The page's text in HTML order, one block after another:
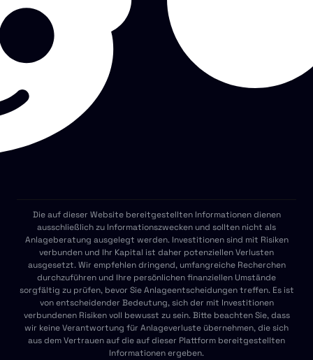
Die auf dieser Website bereitgestellten Informationen dienen
ausschließlich zu Informationszwecken und sollten nicht als
Anlageberatung ausgelegt werden. Investitionen sind mit Risiken
verbunden und Ihr Kapital ist daher potenziellen Verlusten
ausgesetzt. Wir empfehlen dringend, umfangreiche Recherchen
durchzuführen und Ihre persönlichen finanziellen Umstände
sorgfältig zu prüfen, bevor Sie Anlageentscheidungen treffen. Es ist
von entscheidender Bedeutung, sich der mit Investitionen
verbundenen Risiken voll bewusst zu sein. Bitte beachten Sie, dass
wir keine Verantwortung für Anlageverluste übernehmen, die sich
aus dem Vertrauen auf die auf dieser Plattform bereitgestellten
Informationen ergeben.